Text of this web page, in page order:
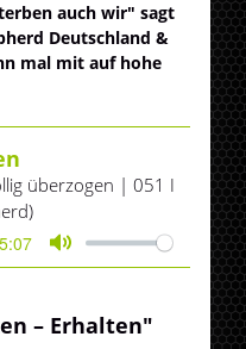
auch wir" sagt
Deutschland &
mal mit auf hohe
überzogen | 051 I
Mute
– Erhalten"